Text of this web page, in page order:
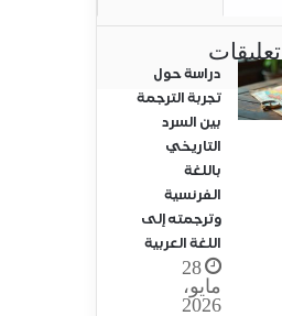
تعليقات
دراسة حول
تجربة الترجمة
بين السرد
التاريخي
باللغة
الفرنسية
وترجمته إلى
اللغة العربية
28
مايو،
2026